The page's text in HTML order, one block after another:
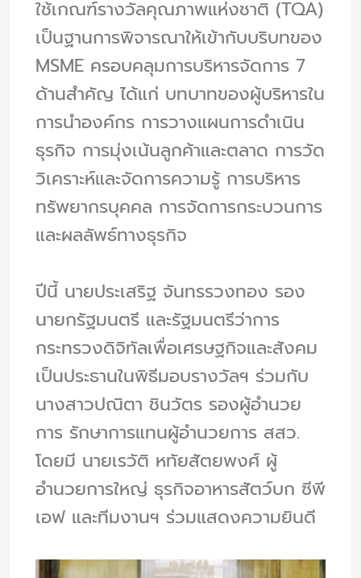
ใช้เกณฑ์รางวัลคุณภาพแห่งชาติ (TQA)
เป็นฐานการพิจารณาให้เข้ากับบริบทของ
MSME ครอบคลุมการบริหารจัดการ 7
ด้านสำคัญ ได้แก่ บทบาทของผู้บริหารใน
การนำองค์กร การวางแผนการดำเนิน
ธุรกิจ การมุ่งเน้นลูกค้าและตลาด การวัด
วิเคราะห์และจัดการความรู้ การบริหาร
ทรัพยากรบุคคล การจัดการกระบวนการ
และผลลัพธ์ทางธุรกิจ
ปีนี้ นายประเสริฐ จันทรรวงทอง รอง
นายกรัฐมนตรี และรัฐมนตรีว่าการ
กระทรวงดิจิทัลเพื่อเศรษฐกิจและสังคม
เป็นประธานในพิธีมอบรางวัลฯ ร่วมกับ
นางสาวปณิตา ชินวัตร รองผู้อำนวย
การ รักษาการแทนผู้อำนวยการ สสว.
โดยมี นายเรวัติ หทัยสัตยพงศ์ ผู้
อำนวยการใหญ่ ธุรกิจอาหารสัตว์บก ซีพี
เอฟ และทีมงานฯ ร่วมแสดงความยินดี